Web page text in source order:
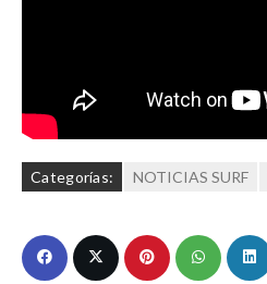
Categorías: NOTICIAS SURF